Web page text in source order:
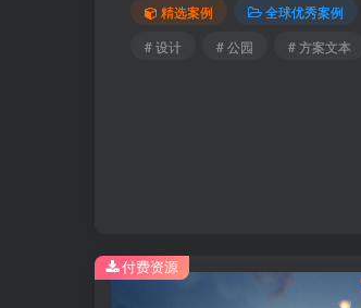
精选案例
全球优秀案例
# 设计
# 公园 # 方案文本
付费资源